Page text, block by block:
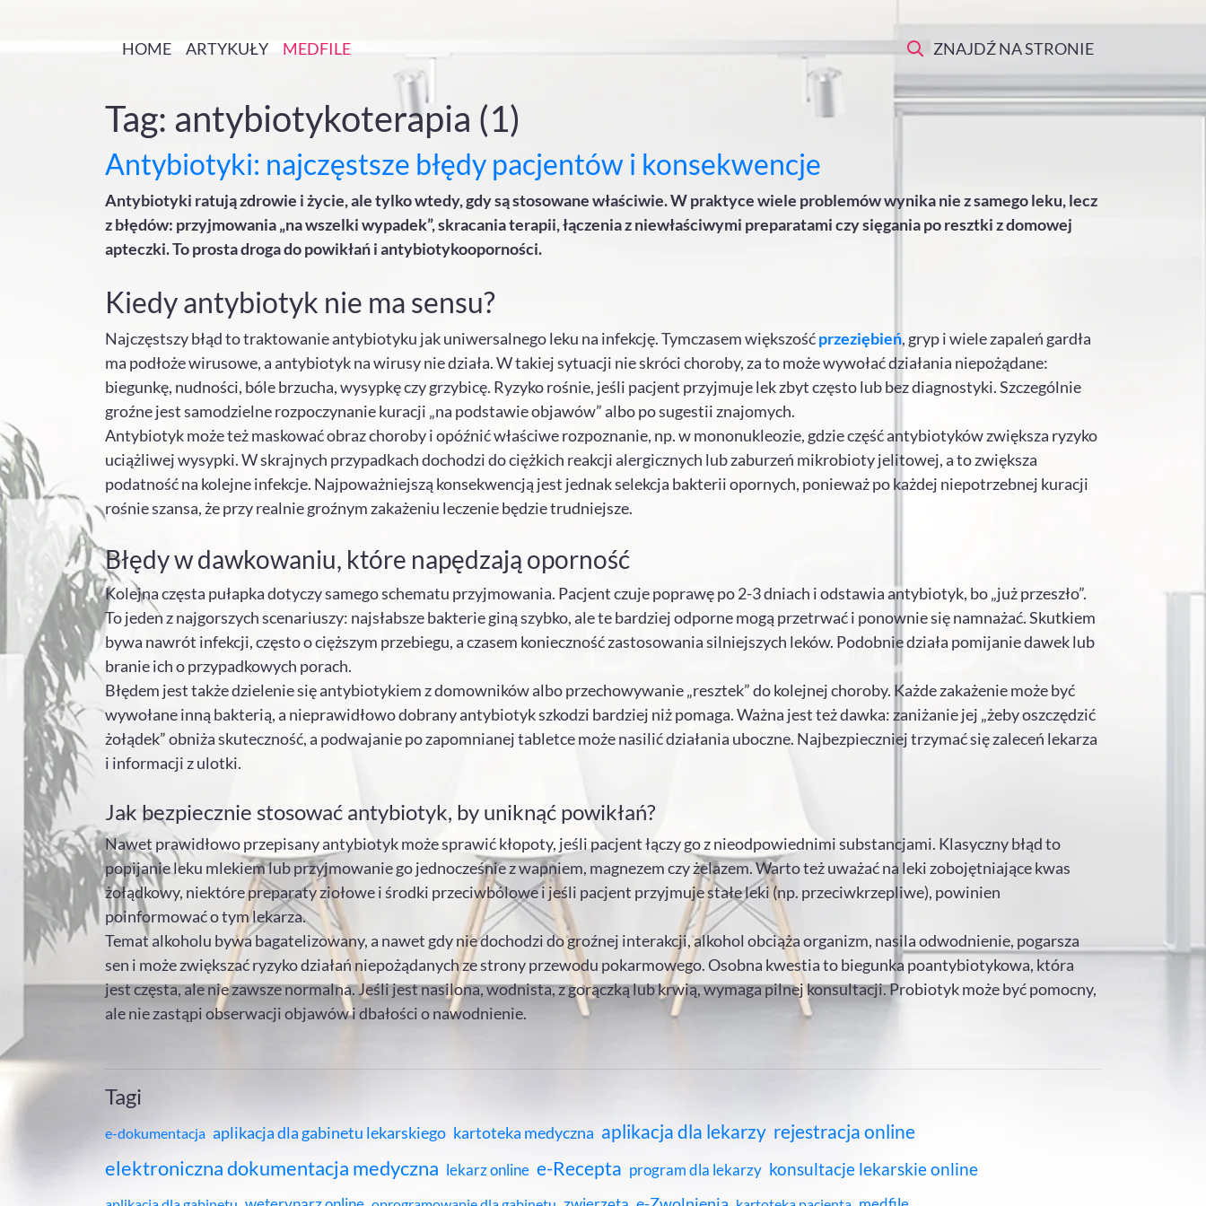
HOME ARTYKUŁY MEDFILE ZNAJDŹ NA STRONIE
Tag: antybiotykoterapia (1)
Antybiotyki: najczęstsze błędy pacjentów i konsekwencje
Antybiotyki ratują zdrowie i życie, ale tylko wtedy, gdy są stosowane właściwie. W praktyce wiele problemów wynika nie z samego leku, lecz
z błędów: przyjmowania „na wszelki wypadek”, skracania terapii, łączenia z niewłaściwymi preparatami czy sięgania po resztki z domowej
apteczki. To prosta droga do powikłań i antybiotykooporności.
Kiedy antybiotyk nie ma sensu?
Najczęstszy błąd to traktowanie antybiotyku jak uniwersalnego leku na infekcję. Tymczasem większośćprzeziębień, gryp i wiele zapaleń gardła
ma podłoże wirusowe, a antybiotyk na wirusy nie działa. W takiej sytuacji nie skróci choroby, za to może wywołać działania niepożądane:
biegunkę, nudności, bóle brzucha, wysypkę czy grzybicę. Ryzyko rośnie, jeśli pacjent przyjmuje lek zbyt często lub bez diagnostyki. Szczególnie
groźne jest samodzielne rozpoczynanie kuracji „na podstawie objawów” albo po sugestii znajomych.
Antybiotyk może też maskować obraz choroby i opóźnić właściwe rozpoznanie, np. w mononukleozie, gdzie część antybiotyków zwiększa ryzyko
uciążliwej wysypki. W skrajnych przypadkach dochodzi do ciężkich reakcji alergicznych lub zaburzeń mikrobioty jelitowej, a to zwiększa
podatność na kolejne infekcje. Najpoważniejszą konsekwencją jest jednak selekcja bakterii opornych, ponieważ po każdej niepotrzebnej kuracji
rośnie szansa, że przy realnie groźnym zakażeniu leczenie będzie trudniejsze.
Błędy w dawkowaniu, które napędzają oporność
Kolejna częsta pułapka dotyczy samego schematu przyjmowania. Pacjent czuje poprawę po 2-3 dniach i odstawia antybiotyk, bo „już przeszło”.
To jeden z najgorszych scenariuszy: najsłabsze bakterie giną szybko, ale te bardziej odporne mogą przetrwać i ponownie się namnażać. Skutkiem
bywa nawrót infekcji, często o cięższym przebiegu, a czasem konieczność zastosowania silniejszych leków. Podobnie działa pomijanie dawek lub
branie ich o przypadkowych porach.
Błędem jest także dzielenie się antybiotykiem z domowników albo przechowywanie „resztek” do kolejnej choroby. Każde zakażenie może być
wywołane inną bakterią, a nieprawidłowo dobrany antybiotyk szkodzi bardziej niż pomaga. Ważna jest też dawka: zaniżanie jej „żeby oszczędzić
żołądek” obniża skuteczność, a podwajanie po zapomnianej tabletce może nasilić działania uboczne. Najbezpieczniej trzymać się zaleceń lekarza
i informacji z ulotki.
Jak bezpiecznie stosować antybiotyk, by uniknąć powikłań?
Nawet prawidłowo przepisany antybiotyk może sprawić kłopoty, jeśli pacjent łączy go z nieodpowiednimi substancjami. Klasyczny błąd to
popijanie leku mlekiem lub przyjmowanie go jednocześnie z wapniem, magnezem czy żelazem. Warto też uważać na leki zobojętniające kwas
żołądkowy, niektóre preparaty ziołowe i środki przeciwbólowe i jeśli pacjent przyjmuje stałe leki (np. przeciwkrzepliwe), powinien
poinformować o tym lekarza.
Temat alkoholu bywa bagatelizowany, a nawet gdy nie dochodzi do groźnej interakcji, alkohol obciąża organizm, nasila odwodnienie, pogarsza
sen i może zwiększać ryzyko działań niepożądanych ze strony przewodu pokarmowego. Osobna kwestia to biegunka poantybiotykowa, która
jest częsta, ale nie zawsze normalna. Jeśli jest nasilona, wodnista, z gorączką lub krwią, wymaga pilnej konsultacji. Probiotyk może być pomocny,
ale nie zastąpi obserwacji objawów i dbałości o nawodnienie.
Tagi
e-dokumentacja aplikacja dla gabinetu lekarskiego kartoteka medyczna aplikacja dla lekarzy rejestracja online
elektroniczna dokumentacja medyczna lekarz online e-Recepta program dla lekarzy konsultacje lekarskie online